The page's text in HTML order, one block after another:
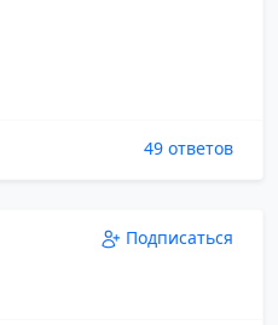
49 ответов
Подписаться